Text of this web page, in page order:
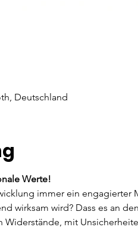
Deutschland
Werte!
immer ein engagierter
wirksam wird? Dass es an
mit